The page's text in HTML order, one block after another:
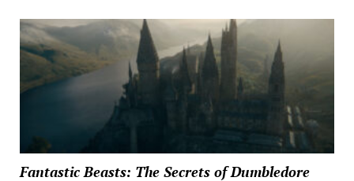
Fantastic Beasts: The Secrets of Dumbledore